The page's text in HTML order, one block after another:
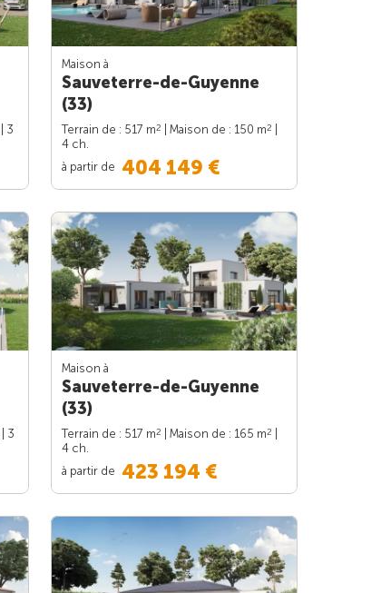
| 3
Maison à
Sauveterre-de-Guyenne
(33)
Terrain de : 517 m2 | Maison de : 150 m2
4 ch.
à partir de 404 149 €
| 3
Maison à
Sauveterre-de-Guyenne
(33)
Terrain de : 517 m2 | Maison de : 165 m2
4 ch.
à partir de 423 194 €